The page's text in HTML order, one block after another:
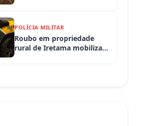
Iretama (PR)
POLÍCIA MILITAR
Roubo em propriedade
rural de Iretama mobiliza